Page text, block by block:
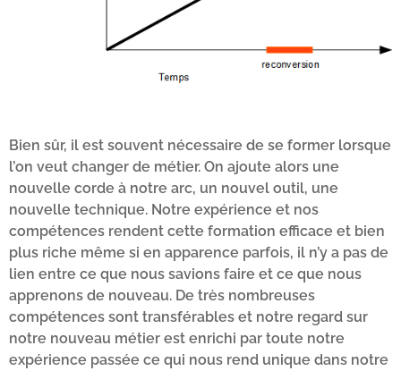
Bien sûr, il est souvent nécessaire de se former lorsque
l’on veut changer de métier. On ajoute alors une
nouvelle corde à notre arc, un nouvel outil, une
nouvelle technique. Notre expérience et nos
compétences rendent cette formation efficace et bien
plus riche même si en apparence parfois, il n’y a pas de
lien entre ce que nous savions faire et ce que nous
apprenons de nouveau. De très nombreuses
compétences sont transférables et notre regard sur
notre nouveau métier est enrichi par toute notre
expérience passée ce qui nous rend unique dans notre